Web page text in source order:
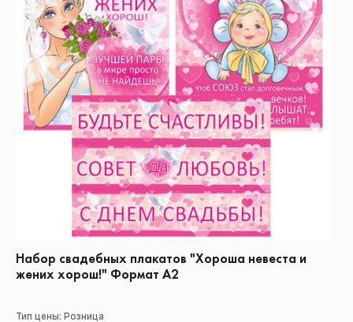
Набор свадебных плакатов "Хороша невеста и
жених хорош!" Формат А2
Тип цены: Розница